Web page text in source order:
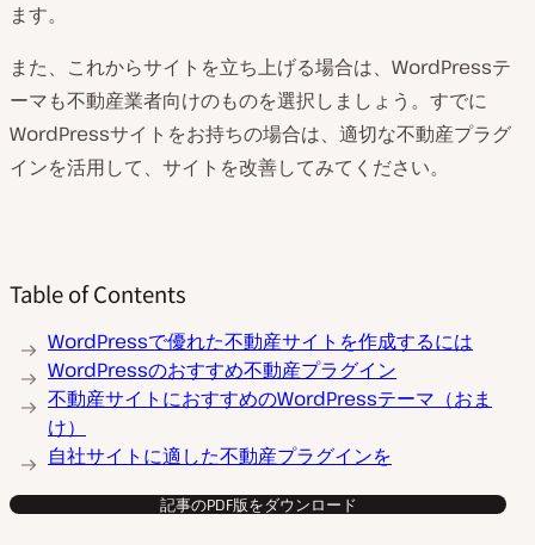
ます。
また、これからサイトを立ち上げる場合は、WordPressテ
ーマも不動産業者向けのものを選択しましょう。すでに
WordPressサイトをお持ちの場合は、適切な不動産プラグ
インを活用して、サイトを改善してみてください。
Table of Contents
WordPressで優れた不動産サイトを作成するには
WordPressのおすすめ不動産プラグイン
不動産サイトにおすすめのWordPressテーマ（おま
け）
自社サイトに適した不動産プラグインを
記事のPDF版をダウンロード